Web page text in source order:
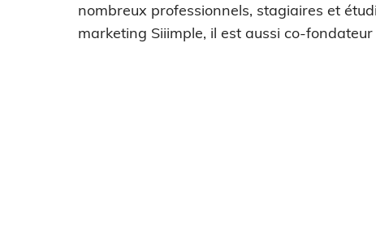
nombreux professionnels, stagiaires et
marketing Siiimple, il est aussi co-